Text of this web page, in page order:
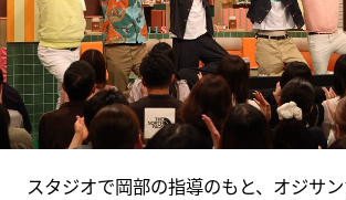
スタジオで岡部の指導のもと、オジサ